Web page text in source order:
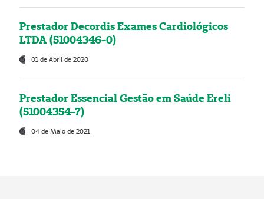
Prestador Decordis Exames Cardiológicos
LTDA (51004346-0)
01 de Abril de 2020
Prestador Essencial Gestão em Saúde Ereli
(51004354-7)
04 de Maio de 2021